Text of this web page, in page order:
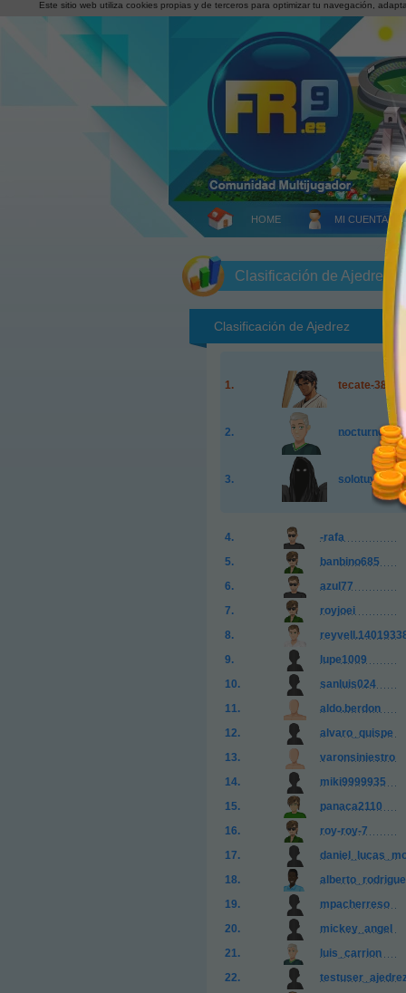
Este sitio web utiliza cookies propias y de terceros para optimizar tu navegación,
HOME MI CUENTA
Clasificación de Ajedrez
Clasificación de Ajedrez
tecate-38
nocturno36
solotuyo-20
-rafa
banbino685
azul77
royjoei
lupe1009
sanluis024
aldo.berdon
alvaro_quispe
varonsiniestro
miki9999935
panaca2110
roy-roy-7
mpacherreso
mickey_angel
luis_carrion